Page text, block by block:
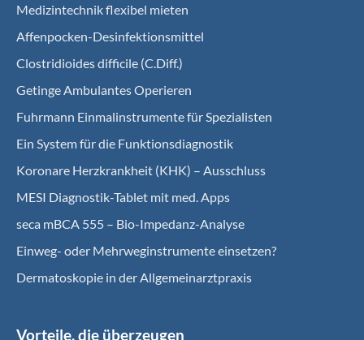
Medizintechnik flexibel mieten
Affenpocken-Desinfektionsmittel
Clostridioides difficile (C.Diff.)
Getinge Ambulantes Operieren
Fuhrmann Einmalinstrumente für Spezialisten
Ein System für die Funktionsdiagnostik
Koro­nare Herz­krank­heit (KHK) – Ausschluss
MESI Diagnostik-Tablet mit med. Apps
seca mBCA 555 – Bio-Impedanz-Analyse
Einweg- oder Mehrweginstrumente einsetzen?
Dermatoskopie in der Allgemeinarztpraxis
Vorteile, die überzeugen